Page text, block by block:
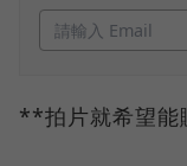
**拍片就希望能